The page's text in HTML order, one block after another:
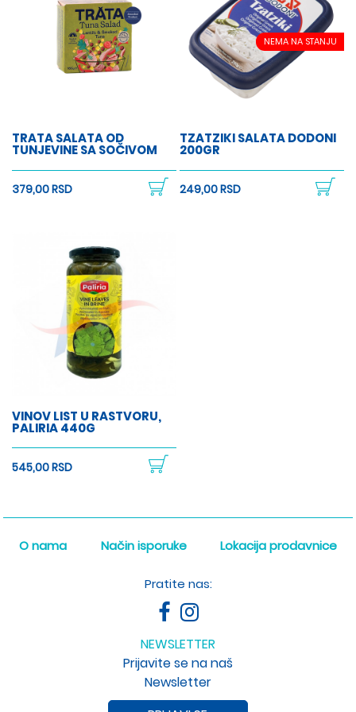
TRATA SALATA OD
TUNJEVINE SA SOČIVOM
379,00 RSD
NEMA NA STANJU
TZATZIKI SALATA DODONI
200GR
249,00 RSD
VINOV LIST U RASTVORU,
PALIRIA 440G
545,00 RSD
O nama Način isporuke Lokacija prodavnice
Pratite nas:
NEWSLETTER
Prijavite se na naš
Newsletter